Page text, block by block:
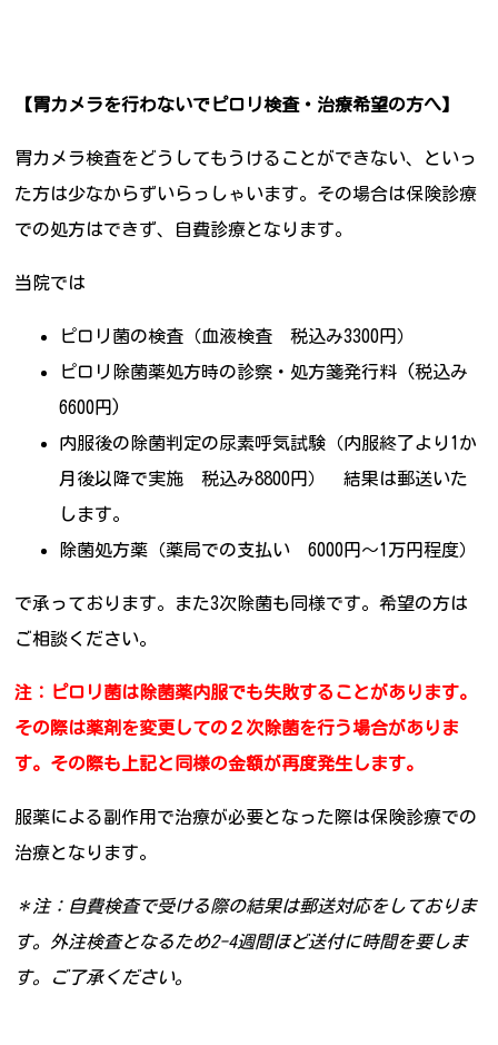
【胃カメラを行わないでピロリ検査・治療希望の方へ】
胃カメラ検査をどうしてもうけることができない、といっ
た方は少なからずいらっしゃいます。その場合は保険診療
での処方はできず、自費診療となります。
当院では
ピロリ菌の検査（血液検査 税込み3300円）
ピロリ除菌薬処方時の診察・処方箋発行料 (税込み
6600円)
内服後の除菌判定の尿素呼気試験（内服終了より1か
月後以降で実施 税込み8800円） 結果は郵送いた
します。
除菌処方薬（薬局での支払い 6000円～1万円程度）
で承っております。また3次除菌も同様です。希望の方は
ご相談ください。
注：ピロリ菌は除菌薬内服でも失敗することがあります。
その際は薬剤を変更しての２次除菌を行う場合がありま
す。その際も上記と同様の金額が再度発生します。
服薬による副作用で治療が必要となった際は保険診療での
治療となります。
＊注：自費検査で受ける際の結果は郵送対応をしておりま
す。外注検査となるため2-4週間ほど送付に時間を要しま
す。ご了承ください。